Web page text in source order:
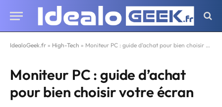
IdealoGeek.fr » High-Tech » Moniteur PC : guide d’achat pour bien choisir votre écran
Moniteur PC : guide d’achat
pour bien choisir votre écran